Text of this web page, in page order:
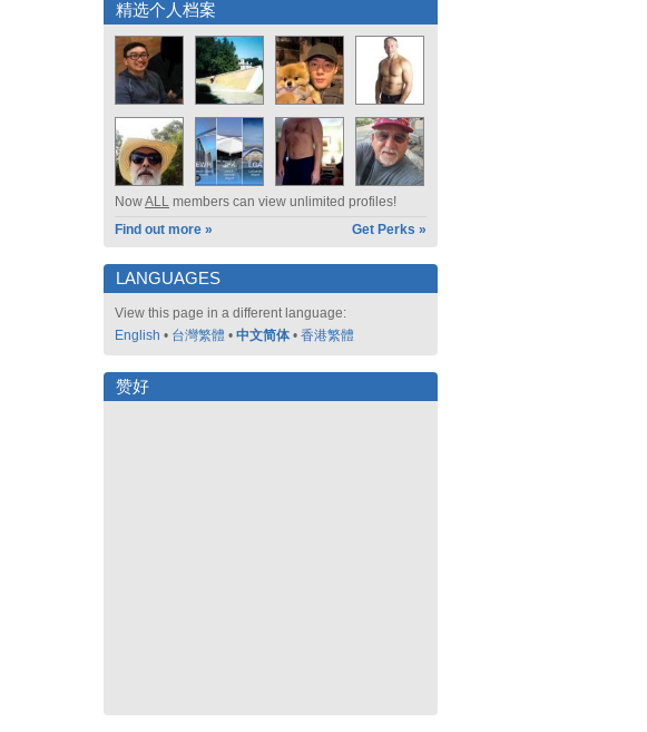
精选个人档案
NowALL members can view unlimited profiles!
Find out more »
Get Perks »
LANGUAGES
View this page in a different language:
English • 台灣繁體 • 中文简体 • 香港繁體
赞好